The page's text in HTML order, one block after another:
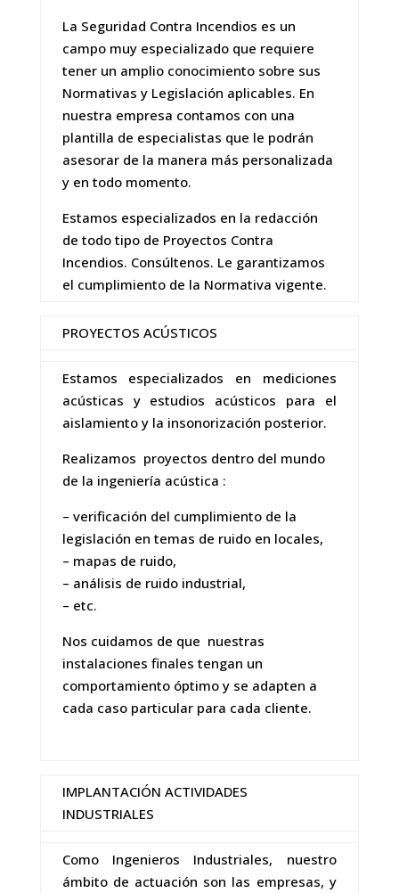
La Seguridad Contra Incendios es un
campo muy especializado que requiere
tener un amplio conocimiento sobre sus
Normativas y Legislación aplicables. En
nuestra empresa contamos con una
plantilla de especialistas que le podrán
asesorar de la manera más personalizada
y en todo momento.
Estamos especializados en la redacción
de todo tipo de Proyectos Contra
Incendios. Consúltenos. Le garantizamos
el cumplimiento de la Normativa vigente.
PROYECTOS ACÚSTICOS
Estamos especializados en mediciones
acústicas y estudios acústicos para el
aislamiento y la insonorización posterior.
Realizamos proyectos dentro del mundo
de la ingeniería acústica :
– verificación del cumplimiento de la
legislación en temas de ruido en locales,
– mapas de ruido,
– análisis de ruido industrial,
– etc.
Nos cuidamos de que nuestras
instalaciones finales tengan un
comportamiento óptimo y se adapten a
cada caso particular para cada cliente.
IMPLANTACIÓN ACTIVIDADES
INDUSTRIALES
Como Ingenieros Industriales, nuestro
ámbito de actuación son las empresas, y